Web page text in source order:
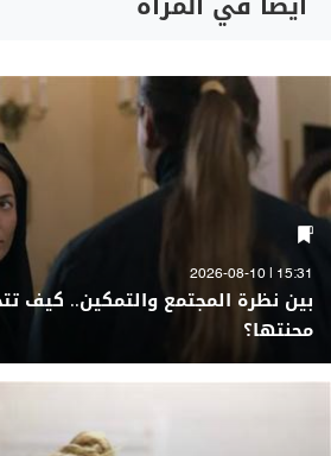
15:31 | 2026-08-10
بين نظرة المجتمع والتمكين.. كيف
محنتها؟